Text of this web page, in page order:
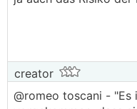
creator
@romeo toscani - "Es